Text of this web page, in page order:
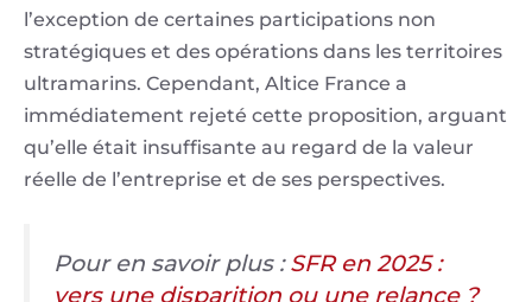
l’exception de certaines participations non
stratégiques et des opérations dans les territoires
ultramarins. Cependant, Altice France a
immédiatement rejeté cette proposition, arguant
qu’elle était insuffisante au regard de la valeur
réelle de l’entreprise et de ses perspectives.
Pour en savoir plus :SFR en 2025 :
vers une disparition ou une relance ?